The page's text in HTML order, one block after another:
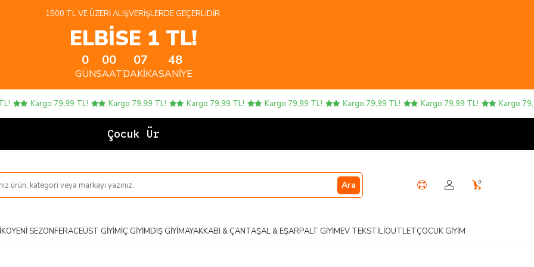
1500 TL VE ÜZERI ALIŞVERIŞLERDE GEÇERLIDIR.
ELBİSE 1 TL!
0
GÜN
00
SAAT
07
DAKIKA
47
SANIYE
Kargo 79,99 TL! Kargo 79,99 TL! Kargo 79,99 TL! Kargo 79,99 TL! Kargo 79,99 TL! Kargo 79,99 TL! Kargo 79,99
Çocuk Ürünle
Ara 0
YENI SEZONFERACEÜST GIYIMİÇ GIYIMDIŞ GIYIMAYAKKABI & ÇANTAŞAL & EŞARPALT GIYIMEV TEKSTILIOUTLETÇOCUK GIYIM